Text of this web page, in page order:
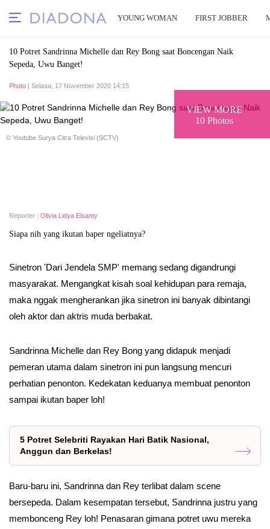
YOUNG WOMAN FIRST JOBBER
10 Potret Sandrinna Michelle dan Rey Bong saat Boncengan Naik
Sepeda, Uwu Banget!
Photo | Selasa, 17 November 2020 14:15
VIEW MORE
10 Photos
© Youtube Surya Citra Televisi (SCTV)
Reporter : Olivia Lidya Elsanty
Siapa nih yang ikutan baper ngeliatnya?
Sinetron 'Dari Jendela SMP' memang sedang digandrungi
masyarakat. Mengangkat kisah soal kehidupan para remaja,
maka nggak mengherankan jika sinetron ini banyak dibintangi
oleh aktor dan aktris muda berbakat.
Sandrinna Michelle dan Rey Bong yang didapuk menjadi
pemeran utama dalam sinetron ini pun langsung mencuri
perhatian penonton. Kedekatan keduanya membuat penonton
sampai ikutan baper loh!
5 Potret Selebriti Rayakan Hari Batik Nasional,
Anggun dan Berkelas!
Baru-baru ini, Sandrinna dan Rey terlibat dalam scene
bersepeda. Dalam kesempatan tersebut, Sandrinna justru yang
membonceng Rey loh! Penasaran gimana potret uwu mereka